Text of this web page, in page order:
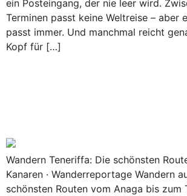
ein Posteingang, der nie leer wird.
Terminen passt keine Weltreise – aber
passt immer. Und manchmal reicht
Kopf für […]
Wandern Teneriffa: Die schönsten
Kanaren · Wanderreportage Wandern
schönsten Routen vom Anaga bis zum